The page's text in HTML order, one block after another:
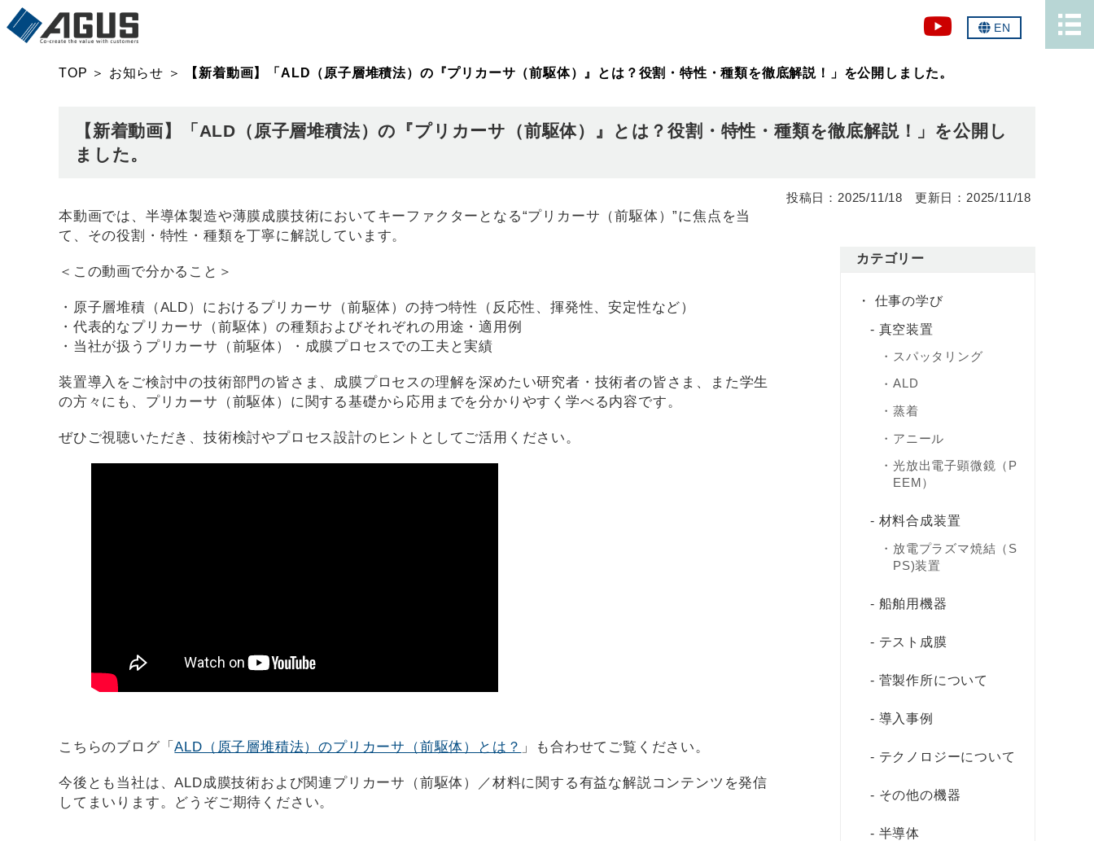
EN
TOP ＞ お知らせ ＞ 【新着動画】「ALD（原子層堆積法）の『プリカーサ（前駆体）』とは？役割・特性・種類を徹底解説！」を公開しました。
【新着動画】「ALD（原子層堆積法）の『プリカーサ（前駆体）』とは？役割・特性・種類を徹底解説！」を公開し
ました。
2025/11/18 2025/11/18
本動画では、半導体製造や薄膜成膜技術においてキーファクターとなる“プリカーサ（前駆体）”に焦点を当
て、その役割・特性・種類を丁寧に解説しています。
＜この動画で分かること＞
・原子層堆積（ALD）におけるプリカーサ（前駆体）の持つ特性（反応性、揮発性、安定性など）
・代表的なプリカーサ（前駆体）の種類およびそれぞれの用途・適用例
・当社が扱うプリカーサ（前駆体）・成膜プロセスでの工夫と実績
装置導入をご検討中の技術部門の皆さま、成膜プロセスの理解を深めたい研究者・技術者の皆さま、また学生
の方々にも、プリカーサ（前駆体）に関する基礎から応用までを分かりやすく学べる内容です。
ぜひご視聴いただき、技術検討やプロセス設計のヒントとしてご活用ください。
こちらのブログ「ALD（原子層堆積法）のプリカーサ（前駆体）とは？ 」も合わせてご覧ください。
今後とも当社は、ALD成膜技術および関連プリカーサ（前駆体）／材料に関する有益な解説コンテンツを発信
してまいります。どうぞご期待ください。
カテゴリー
仕事の学び
真空装置
スパッタリング
ALD
蒸着
アニール
光放出電子顕微鏡（P
EEM）
材料合成装置
放電プラズマ焼結（S
PS)装置
船舶用機器
テスト成膜
菅製作所について
導入事例
テクノロジーについて
その他の機器
半導体